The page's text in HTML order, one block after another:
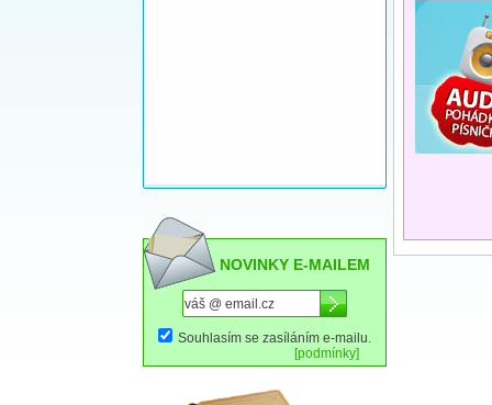
NOVINKY E-MAILEM
Souhlasím se zasíláním e-mailu.
[podmínky]